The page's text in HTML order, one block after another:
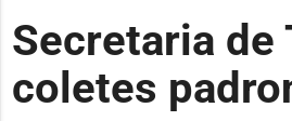
Secretaria de
coletes